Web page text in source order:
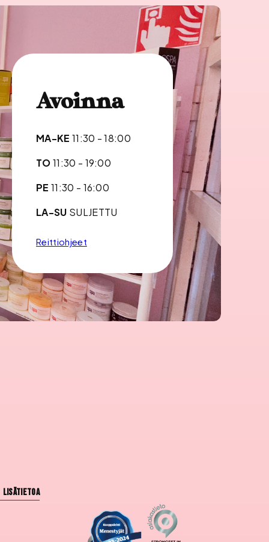
Avoinna
MA-KE 11:30 - 18:00
TO11:30 - 19:00
PE 11:30 - 16:00
LA-SU SULJETTU
Reittiohjeet
Lisätietoa